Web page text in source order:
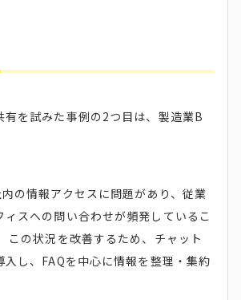
有を試みた事例の2つ目は、製造業B
の情報アクセスに問題があり、従業
ィスへの問い合わせが頻発しているこ
この状況を改善するため、チャット
入し、FAQを中心に情報を整理・集約